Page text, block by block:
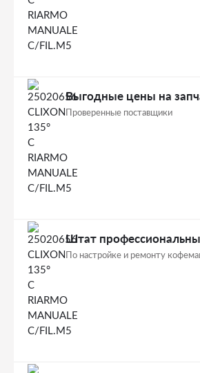
Выгодные цены на
Проверенные поставщики
Штат
По настройке и ремонту